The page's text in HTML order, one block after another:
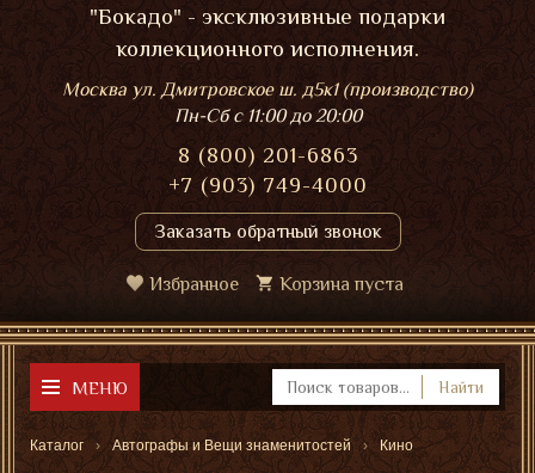
"Бокадо" - эксклюзивные подарки
коллекционного исполнения.
Москва ул. Дмитровское ш. д5к1 (производство)
Пн-Сбс 11:00 до 20:00
8 (800) 201-6863
+7 (903) 749-4000
Заказать обратный звонок
Избранное Корзина пуста
МЕНЮ Найти
Каталог Автографы и Вещи знаменитостей Кино